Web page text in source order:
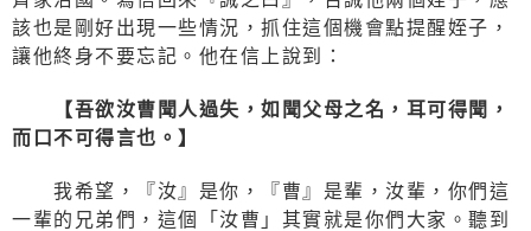
該也是剛好出現一些情況，抓住這個機會點提醒姪子，
讓他終身不要忘記。他在信上說到：
【吾欲汝曹聞人過失，如聞父母之名，耳可得聞，
而口不可得言也。】
我希望，『汝』是你，『曹』是輩，汝輩，你們這
一輩的兄弟們，這個「汝曹」其實就是你們大家。聽到